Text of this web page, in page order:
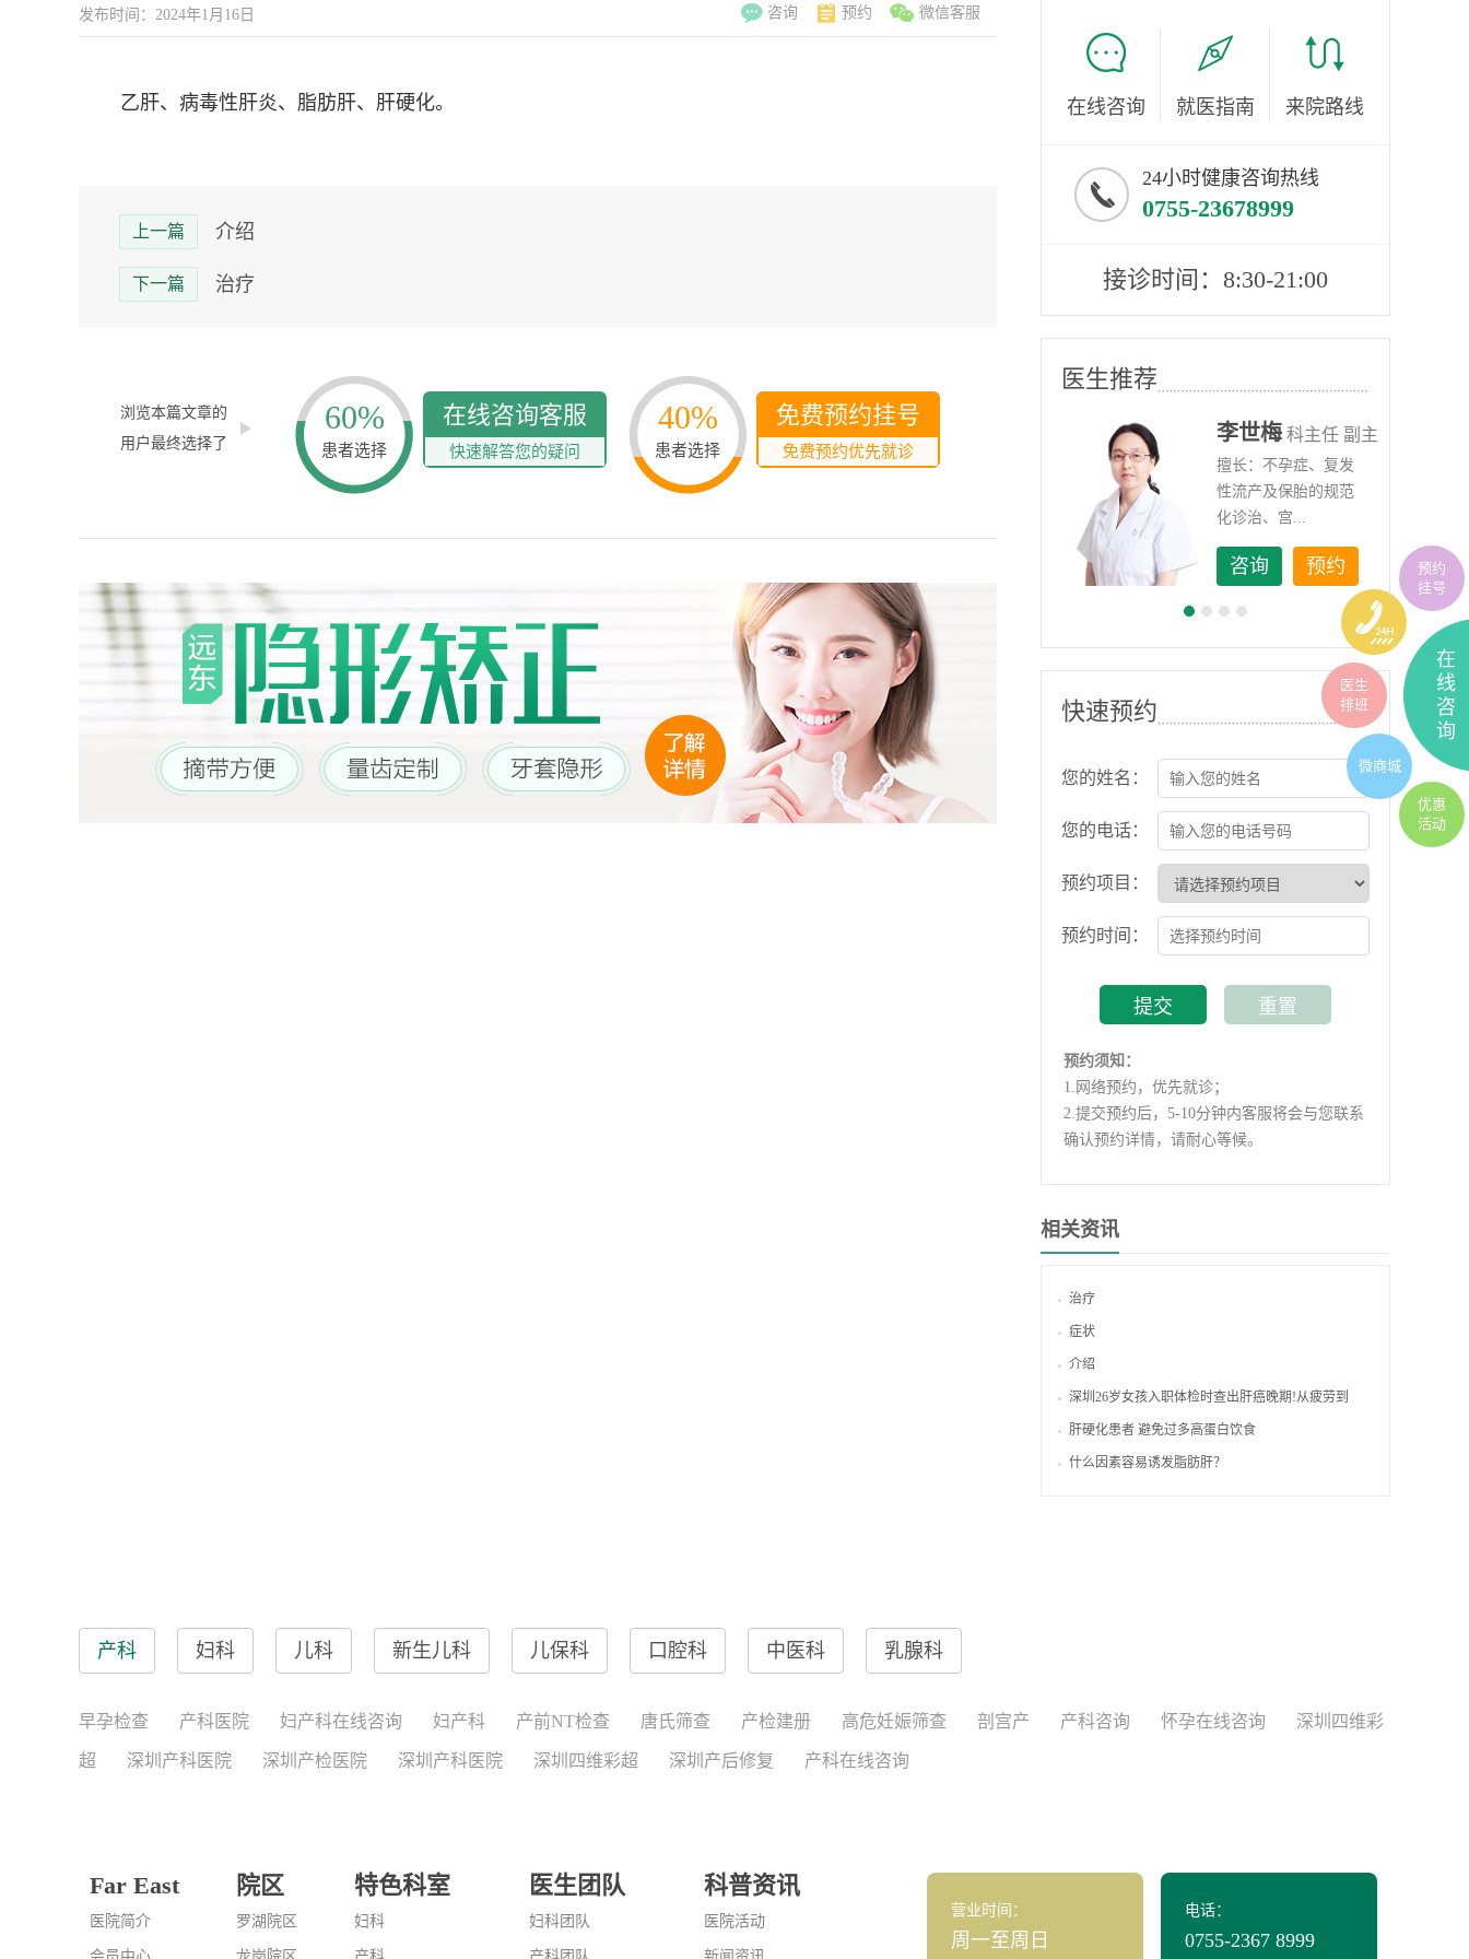
发布时间：2024年1月16日 咨询 预约 微信客服
乙肝、病毒性肝炎、脂肪肝、肝硬化。
上一篇 介绍
下一篇 治疗
浏览本篇文章的
用户最终选择了
60%
患者选择
在线咨询客服
快速解答您的疑问
40%
患者选择
免费预约挂号
免费预约优先就诊
在线咨询 就医指南 来院路线
24小时健康咨询热线
0755-23678999
接诊时间：8:30-21:00
医生推荐
李翠玲
擅长：妇科常见病、
李世梅 科主任 副主
任医师
擅长：不孕症、复发
性流产及保胎的规范
化诊治、宫...
咨询 预约
快速预约
您的姓名：
您的电话：
预约项目：
预约时间：
预约须知：
1. 网络预约，优先就诊；
2.提交预约后，5-10分钟内客服将会与您联系
确认预约详情，请耐心等候。
相关资讯
治疗
症状
介绍
深圳26岁女孩入职体检时查出肝癌晚期!从疲劳到
肝硬化患者 避免过多高蛋白饮食
什么因素容易诱发脂肪肝？
产科 妇科 儿科 新生儿科 儿保科 口腔科 中医科 乳腺科
早孕检查 产科医院 妇产科在线咨询 妇产科 产前NT检查 唐氏筛查 产检建册 高危妊娠筛查 剖宫产 产科咨询 怀孕在线咨询 深圳四维彩
超 深圳产科医院 深圳产检医院 深圳产科医院 深圳四维彩超 深圳产后修复 产科在线咨询
Far East
医院简介
院区
罗湖院区
特色科室
妇科
医生团队
妇科团队
科普资讯
医院活动
营业时间：
周一至周日
电话：
0755-2367 8999
在
线
咨
询
预约
挂号
医生
排班
微商城
优惠
活动